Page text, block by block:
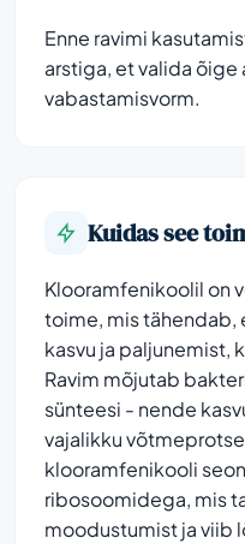
Enne ravimi
arstiga, et valida õige
vabastamisvorm.
Kuidas see
Klooramfenikoolil on
toime, mis tähendab,
kasvu ja paljunemist,
Ravim mõjutab
sünteesi - nende
vajalikku
klooramfenikooli
ribosoomidega, mis
moodustumist ja viib